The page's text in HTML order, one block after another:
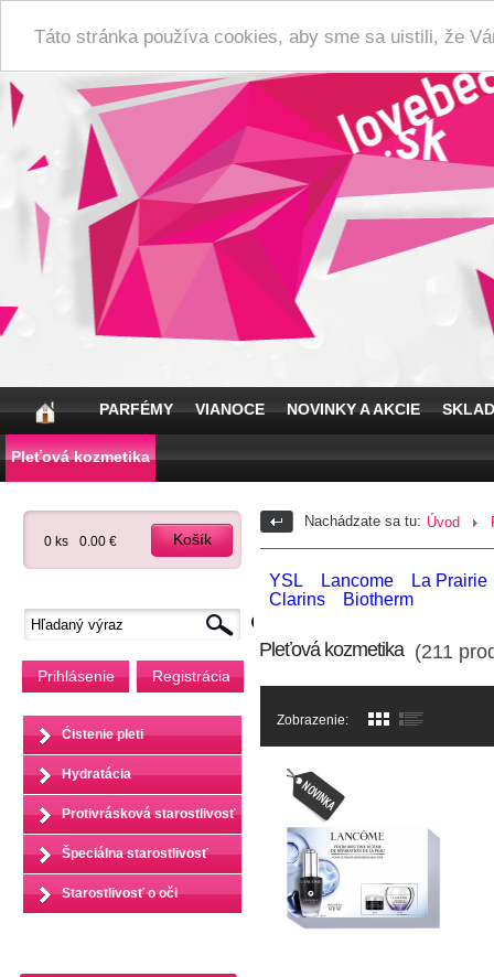
Táto stránka používa cookies, aby sme sa uistili, že
PARFÉMY VIANOCE NOVINKY A AKCIE
Pleťová kozmetika
0 ks 0.00 € Košík
Prihlásenie Registrácia
Ćistenie pleti
Hydratácia
Protivrásková starostlivosť
Špeciálna starostlivosť
Starostlivosť o oči
Nachádzate sa tu: Úvod
YSL Lancome
La Prairie
Clarins
Biotherm
Pleťová kozmetika(211
Zobrazenie: